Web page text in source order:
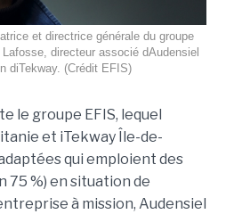
et directrice générale du groupe
directeur associé dAudensiel
diTekway. (Crédit EFIS)
le groupe EFIS, lequel
et iTekway Île-de-
qui emploient des
75 %) en situation de
à mission, Audensiel